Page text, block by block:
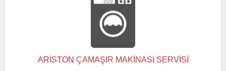
ARISTON ÇAMAŞIR MAKINASI SERVISI